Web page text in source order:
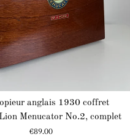
anglais 1930 coffret
Menucator No.2, complet
Prix
€89.00